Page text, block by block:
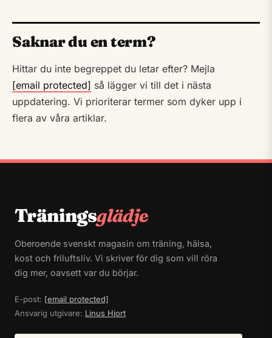
Saknar du en term?
Hittar du inte begreppet du letar efter? Mejla
[email protected] så lägger vi till det i nästa
uppdatering. Vi prioriterar termer som dyker upp i
flera av våra artiklar.
Träningsglädje
Oberoende svenskt magasin om träning, hälsa,
kost och friluftsliv. Vi skriver för dig som vill röra
dig mer, oavsett var du börjar.
E-post: [email protected]
Ansvarig utgivare: Linus Hjort